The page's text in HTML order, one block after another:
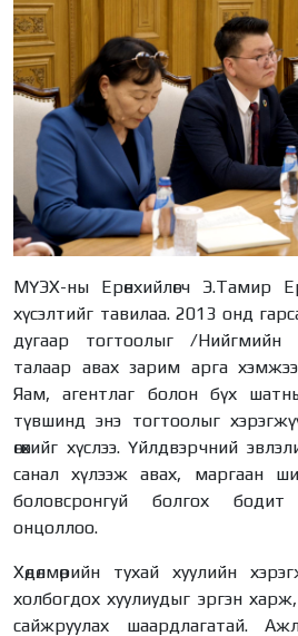
МҮЭХ-ны Ерөнхийлөгч Э.Тамир
хүсэлтийг тавилаа. 2013 онд
дугаар тогтоолыг /Нийгмийн
талаар авах зарим арга
Яам, агентлаг болон бүх
түвшинд энэ тогтоолыг
өгөхийг хүслээ. Үйлдвэрчний
санал хүлээж авах, маргаан
боловсронгуй болгох бодит
онцоллоо.
Хөдөлмөрийн тухай хуулийн
холбогдох хуулиудыг эргэн
сайжруулах шаардлагатай.